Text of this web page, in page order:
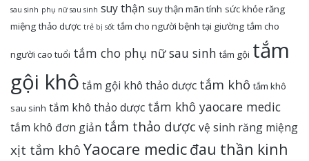
sau sinh phụ nữ sau sinh suy thận suy thận mãn tính sức khỏe răng
miệng thảo dược trẻ bị sốt tắm cho người bệnh tại giường tắm cho
người cao tuổi tắm cho phụ nữ sau sinh tắm gội tắm
gội khô tắm gội khô thảo dược tắm khô tắm khô
sau sinh tắm khô thảo dược tắm khô yaocare medic
tắm khô đơn giản tắm thảo dược vệ sinh răng miệng
xịt tắm khôYaocare medicđau thần kinh